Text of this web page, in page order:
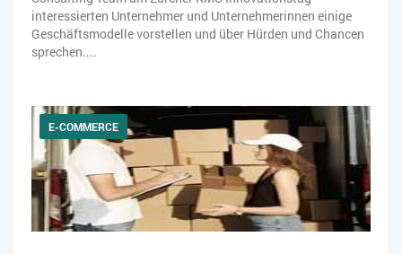
interessierten Unternehmer und Unternehmerinnen einige
Geschäftsmodelle vorstellen und über Hürden und Chancen
sprechen....
E-COMMERCE